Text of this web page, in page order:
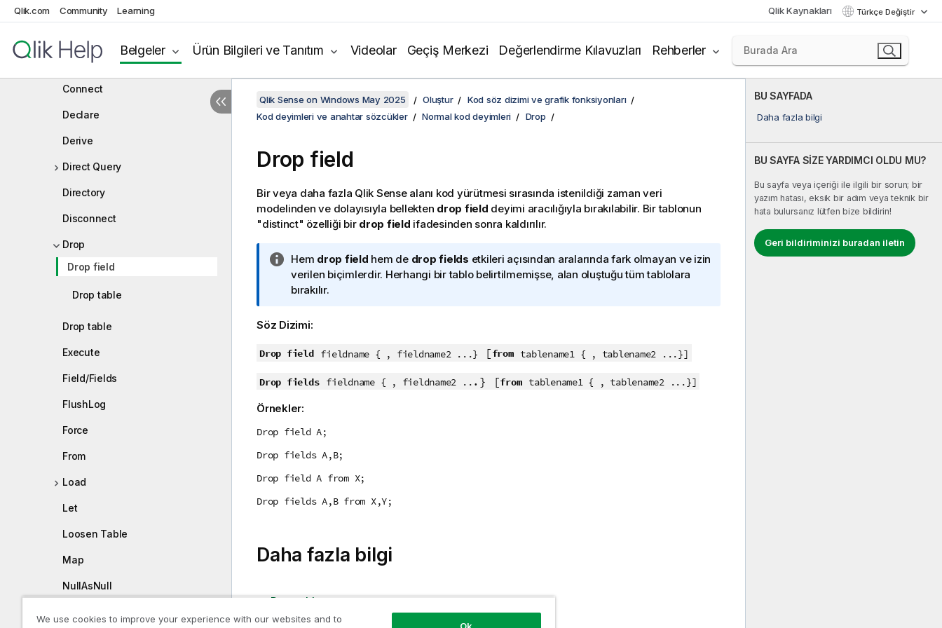
Qlik.com Community Learning Qlik Kaynakları Türkçe Değiştir
Belgeler Ürün Bilgileri ve Tanıtım Videolar Geçiş Merkezi Değerlendirme Kılavuzları Rehberler
Binary
Comment table
Connect
Declare
Derive
Direct Query
Directory
Disconnect
Drop
Drop field
Drop table
Drop table
Execute
Field/Fields
FlushLog
Force
From
Load
Let
Loosen Table
Map
NullAsNull
BU SAYFADA
Daha fazla bilgi
BU SAYFA SİZE YARDIMCI OLDU MU?
Bu sayfa veya içeriği ile ilgili bir sorun; bir
yazım hatası, eksik bir adım veya teknik bir
hata bulursanız lütfen bize bildirin!
Geri bildiriminizi buradan iletin
Qlik Sense on Windows May 2025 Oluştur
Kod söz dizimi ve grafik fonksiyonları
Kod deyimleri ve anahtar sözcükler
Normal kod deyimleri Drop
Drop field
Bir veya daha fazla Qlik Sensealanı kod yürütmesi sırasında istenildiği zaman veri
modelinden ve dolayısıyla bellekten drop field deyimi aracılığıyla bırakılabilir. Bir tablonun
"distinct" özelliği bir drop field ifadesinden sonra kaldırılır.
B
i
l
i
o
u
Hem drop field hem de drop fields etkileri açısından aralarında fark olmayan ve izin
verilen biçimlerdir. Herhangi bir tablo belirtilmemişse, alan oluştuğu tüm tablolara
bırakılır.
Söz Dizimi:
Drop field fieldname { , fieldname2 ...} [from tablename1 { , tablename2 ...}]
Drop fields fieldname { , fieldname2 .. .} [from tablename1 { , tablename2 ...}]
Örnekler:
Drop field A;
Drop fields A,B;
Drop field A from X;
Drop fields A,B from X,Y;
Daha fazla bilgi
Drop table
Drop
We use cookies to improve your experience with our websites and to